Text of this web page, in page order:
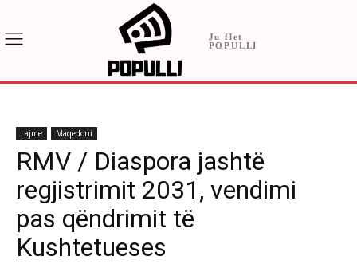
Ju flet
POPULLI
Lajme Maqedoni
RMV / Diaspora jashtë
regjistrimit 2031, vendimi
pas qëndrimit të
Kushtetueses